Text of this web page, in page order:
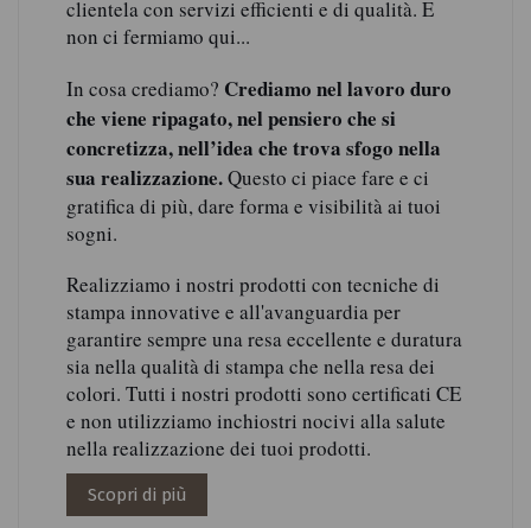
clientela con servizi efficienti e di qualità. E
non ci fermiamo qui...
In cosa crediamo? Crediamo nel lavoro duro
che viene ripagato, nel pensiero che si
concretizza, nell’idea che trova sfogo nella
sua realizzazione.Questo ci piace fare e ci
gratifica di più, dare forma e visibilità ai tuoi
sogni.
Realizziamo i nostri prodotti con tecniche di
stampa innovative e all'avanguardia per
garantire sempre una resa eccellente e duratura
sia nella qualità di stampa che nella resa dei
colori. Tutti i nostri prodotti sono certificati CE
e non utilizziamo inchiostri nocivi alla salute
nella realizzazione dei tuoi prodotti.
Scopri di più